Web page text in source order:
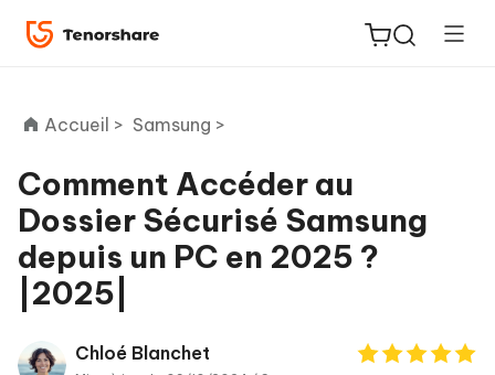
ReiBoot
for iOS
PDNob
PDF
Accueil > Samsung >
Comment Accéder au
Dossier Sécurisé Samsung
depuis un PC en 2025 ?
|2025|
Chloé Blanchet